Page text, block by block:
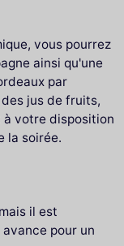
vous pourrez
ainsi qu'une
par
jus de fruits,
votre disposition
la soirée.
il est
pour un